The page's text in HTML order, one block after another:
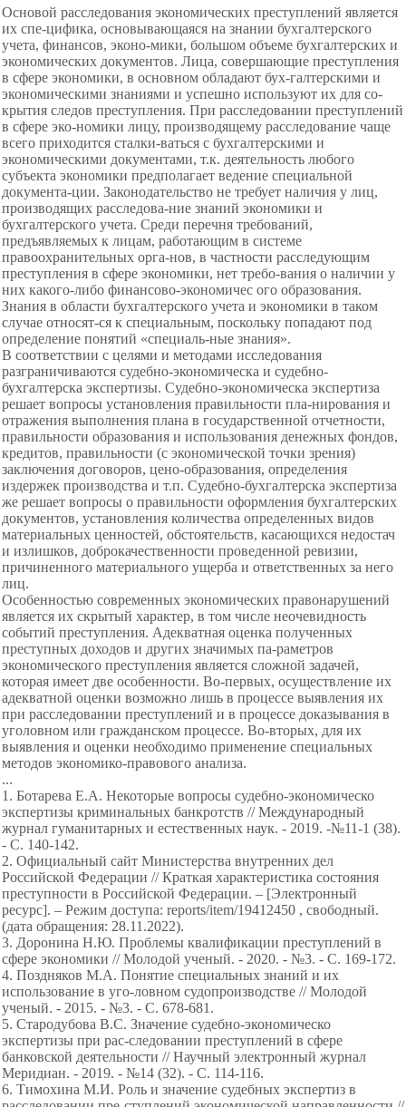
Основой расследования экономических преступлений является
их спе-цифика, основывающаяся на знании бухгалтерского
учета, финансов, эконо-мики, большом объеме бухгалтерских и
экономических документов. Лица, совершающие преступления
в сфере экономики, в основном обладают бух-галтерскими и
экономическими знаниями и успешно используют их для со-
крытия следов преступления. При расследовании преступлений
в сфере эко-номики лицу, производящему расследование чаще
всего приходится сталки-ваться с бухгалтерскими и
экономическими документами, т.к. деятельность любого
субъекта экономики предполагает ведение специальной
документа-ции. Законодательство не требует наличия у лиц,
производящих расследова-ние знаний экономики и
бухгалтерского учета. Среди перечня требований,
предъявляемых к лицам, работающим в системе
правоохранительных орга-нов, в частности расследующим
преступления в сфере экономики, нет требо-вания о наличии у
них какого-либо финансово-экономичес ого образования.
Знания в области бухгалтерского учета и экономики в таком
случае относят-ся к специальным, поскольку попадают под
определение понятий «специаль-ные знания».
В соответствии с целями и методами исследования
разграничиваются судебно-экономическа и судебно-
бухгалтерска экспертизы. Судебно-экономическа экспертиза
решает вопросы установления правильности пла-нирования и
отражения выполнения плана в государственной отчетности,
правильности образования и использования денежных фондов,
кредитов, правильности (с экономической точки зрения)
заключения договоров, цено-образования, определения
издержек производства и т.п. Судебно-бухгалтерска экспертиза
же решает вопросы о правильности оформления бухгалтерских
документов, установления количества определенных видов
материальных ценностей, обстоятельств, касающихся недостач
и излишков, доброкачественности проведенной ревизии,
причиненного материального ущерба и ответственных за него
лиц.
Особенностью современных экономических правонарушений
является их скрытый характер, в том числе неочевидность
событий преступления. Адекватная оценка полученных
преступных доходов и других значимых па-раметров
экономического преступления является сложной задачей,
которая имеет две особенности. Во-первых, осуществление их
адекватной оценки возможно лишь в процессе выявления их
при расследовании преступлений и в процессе доказывания в
уголовном или гражданском процессе. Во-вторых, для их
выявления и оценки необходимо применение специальных
методов экономико-правового анализа.
...
1. Ботарева Е.А. Некоторые вопросы судебно-экономическо
экспертизы криминальных банкротств // Международный
журнал гуманитарных и естественных наук. - 2019. -№11-1 (38).
- С. 140-142.
2. Официальный сайт Министерства внутренних дел
Российской Федерации // Краткая характеристика состояния
преступности в Российской Федерации. – [Электронный
ресурс]. – Режим доступа: reports/item/19412450 , свободный.
(дата обращения: 28.11.2022).
3. Доронина Н.Ю. Проблемы квалификации преступлений в
сфере экономики // Молодой ученый. - 2020. - №3. - С. 169-172.
4. Поздняков М.А. Понятие специальных знаний и их
использование в уго-ловном судопроизводстве // Молодой
ученый. - 2015. - №3. - С. 678-681.
5. Стародубова В.С. Значение судебно-экономическо
экспертизы при рас-следовании преступлений в сфере
банковской деятельности // Научный электронный журнал
Меридиан. - 2019. - №14 (32). - С. 114-116.
6. Тимохина М.И. Роль и значение судебных экспертиз в